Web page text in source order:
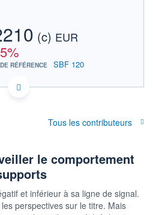
FORUM
HISTORIQUE
ACTIONNAIRES
(c) EUR
RÉFÉRENCE SBF 120
TEMPS RÉEL
2,20
Tous les contributeurs
le comportement
et inférieur à sa ligne de signal.
perspectives sur le titre. Mais